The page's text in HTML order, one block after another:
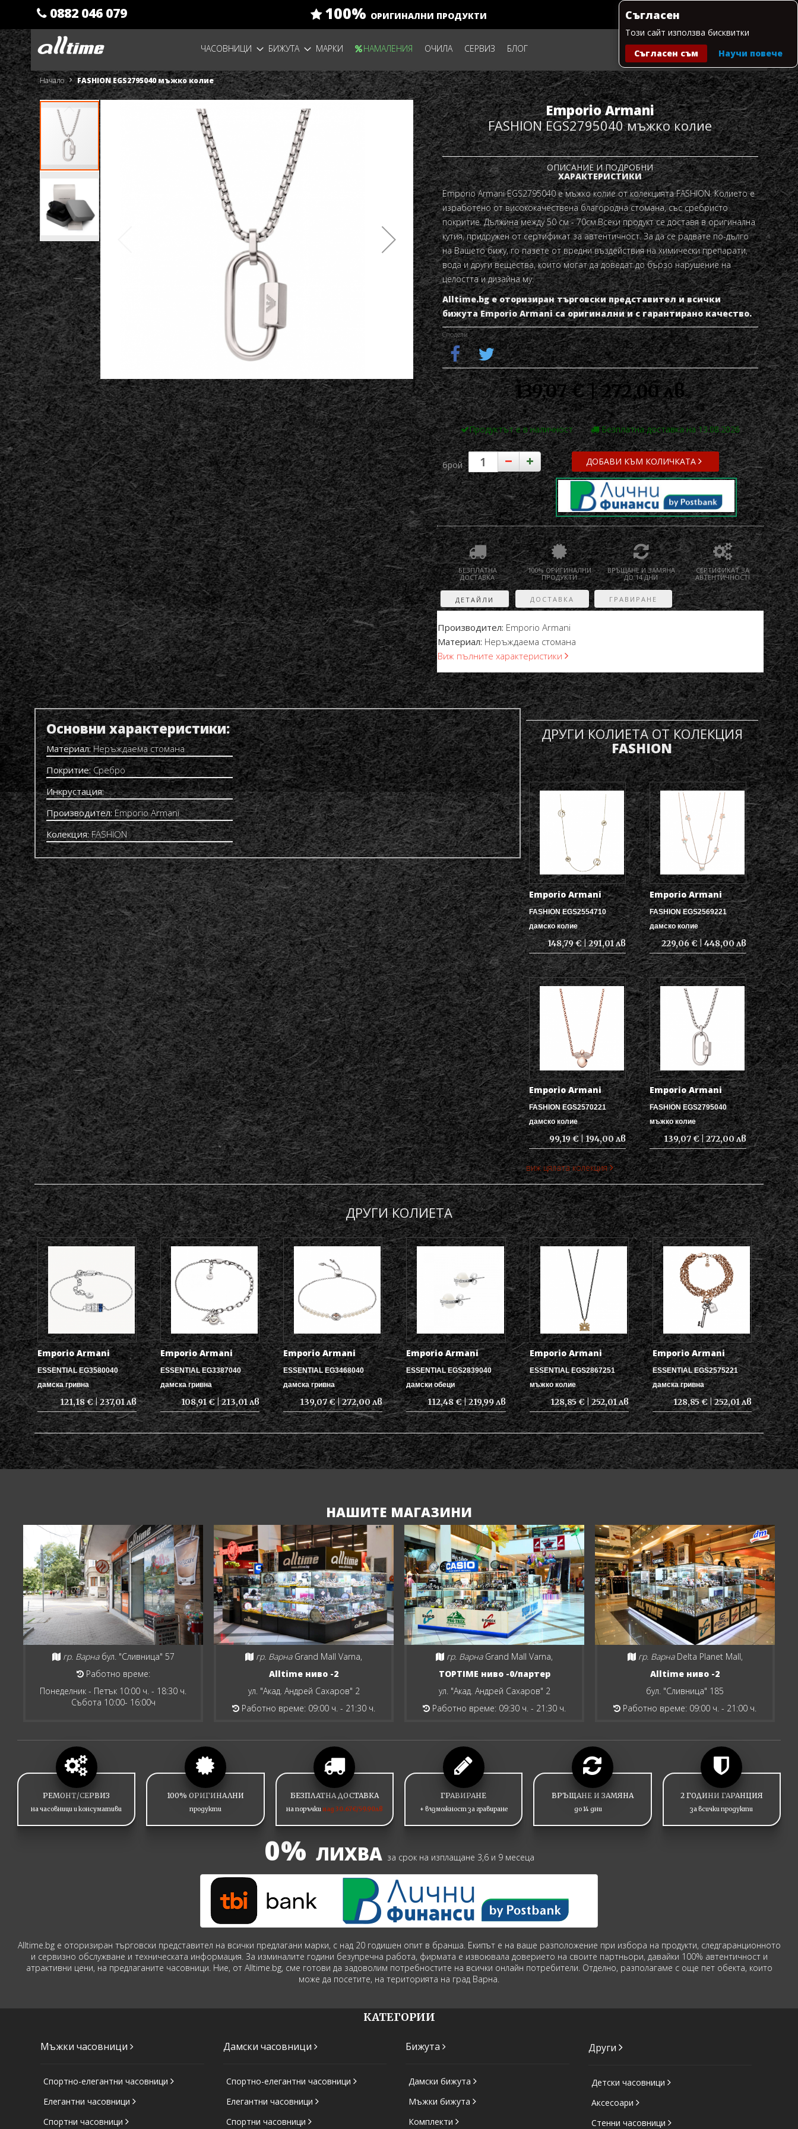
Съгласен
Този сайт използва бисквитки
Съгласен съм
Научи повече
0882 046 079 100% ОРИГИНАЛНИ ПРОДУКТИ
Прескачане
към
съдържанието
ЧАСОВНИЦИ БИЖУТА МАРКИ НАМАЛЕНИЯ ОЧИЛА СЕРВИЗ
БЛОГ
Моята количка
Начало FASHION EGS2795040 мъжко колие
Emporio Armani
FASHION EGS2795040 мъжко колие
ОПИСАНИЕ И ПОДРОБНИ
ХАРАКТЕРИСТИКИ
Emporio Armani EGS2795040е мъжко колие от колекцията FASHION. Колието е
изработено от висококачествена благородна стомана, със сребристо
покритие.Дължина между 50 см - 70см.Всеки продукт се доставя в оригинална
кутия, придружен от сертификат за автентичност. За да се радвате по-дълго
на Вашето бижу, го пазете от вредни въздействия на химически препарати,
вода и други вещества, които могат да доведат до бързо нарушение на
целостта и дизайна му.
Alltime.bg е оторизиран търговски представител и всички
бижутаEmporio Armaniса оригинални и с гарантирано качество.
Сподели
139,07 € | 272,00 лв
Продуктът е в наличност Безплатна доставка на 13.08.2026
брой ДОБАВИ КЪМ КОЛИЧКАТА
БЕЗПЛАТНА
ДОСТАВКА
100% ОРИГИНАЛНИ
ПРОДУКТИ
ВРЪЩАНЕ И ЗАМЯНА
ДО 14 ДНИ
СЕРТИФИКАТ ЗА
АВТЕНТИЧНОСТ!
ДЕТАЙЛИ
Производител: Emporio Armani
Материал: Неръждаема стомана
Виж пълните характеристики
ДОСТАВКА ГРАВИРАНЕ
Основни характеристики:
Материал:Неръждаема стомана
Покритие:Сребро
Инкрустация:
Производител:Emporio Armani
Колекция:FASHION
ДРУГИ КОЛИЕТА ОТ КОЛЕКЦИЯ
FASHION
Emporio Armani
FASHION EGS2554710
дамско колие
148,79 € | 291,01 лв
Emporio Armani
FASHION EGS2569221
дамско колие
229,06 € | 448,00 лв
Emporio Armani
FASHION EGS2570221
дамско колие
99,19 € | 194,00 лв
Emporio Armani
FASHION EGS2795040
мъжко колие
139,07 € | 272,00 лв
виж цялата колекция
ДРУГИ КОЛИЕТА
Emporio Armani
ESSENTIAL EG3580040
дамска гривна
121,18 € | 237,01 лв
Emporio Armani
ESSENTIAL EG3387040
дамска гривна
108,91 € | 213,01 лв
Emporio Armani
ESSENTIAL EG3468040
дамска гривна
139,07 € | 272,00 лв
Emporio Armani
ESSENTIAL EGS2839040
дамски обеци
112,48 € | 219,99 лв
Emporio Armani
ESSENTIAL EGS2867251
мъжко колие
128,85 € | 252,01 лв
Emporio Armani
ESSENTIAL EGS2575221
дамска гривна
128,85 € | 252,01 лв
НАШИТЕ МАГАЗИНИ
гр. Варна бул. "Сливница" 57
Работно време:
Понеделник - Петък 10:00 ч. - 18:30 ч.
Събота 10:00- 16:00ч
гр. Варна Grand Mall Varna,
Alltime ниво -2
ул. "Акад. Андрей Сахаров" 2
Работно време: 09:00 ч. - 21:30 ч.
гр. Варна Grand Mall Varna,
TOPTIME ниво -0/партер
ул. "Акад. Андрей Сахаров" 2
Работно време: 09:30 ч. - 21:30 ч.
гр. Варна Delta Planet Mall,
Alltime ниво -2
бул. "Сливница" 185
Работно време: 09:00 ч. - 21:00 ч.
РЕМОНТ/СЕРВИЗ
на часовници и консумативи
100% ОРИГИНАЛНИ
продукти
БЕЗПЛАТНА ДОСТАВКА
на поръчкинад 30.67€/59.90лв
ГРАВИРАНЕ
+ възможност за гравиране
ВРЪЩАНЕ И ЗАМЯНА
до 14 дни
2 ГОДИНИ ГАРАНЦИЯ
за всички продукти
0% ЛИХВА за срок на изплащане 3,6 и 9 месеца
Alltime.bg е оторизиран търговски представител на всички предлагани марки, с над 20 годишен опит в бранша. Екипът е на ваше разположение при избора на продукти, следгаранционното
и сервизно обслужване и техническата информация. За изминалите години безупречна работа, фирмата е извоювала доверието на своите партньори, давайки 100% автентичност и
атрактивни цени, на предлаганите часовници. Ние, от Alltime.bg, сме готови да задоволим потребностите на всички онлайн потребители. Отделно, разполагаме с още пет обекта, които
може да посетите, на територията на град Варна.
КАТЕГОРИИ
Мъжки часовници
Спортно-елегантни часовници
Елегантни часовници
Спортни часовници
Дамски часовници
Спортно-елегантни часовници
Елегантни часовници
Спортни часовници
Бижута
Дамски бижута
Мъжки бижута
Комплекти
Други
Детски часовници
Аксесоари
Стенни часовници